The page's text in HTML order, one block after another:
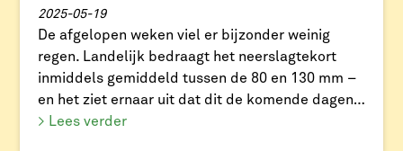
2025-05-19
De afgelopen weken viel er bijzonder weinig
regen. Landelijk bedraagt het neerslagtekort
inmiddels gemiddeld tussen de 80 en 130 mm –
en het ziet ernaar uit dat dit de komende dagen
verder oploopt. Vooral voor grasland kan het
> Lees verder